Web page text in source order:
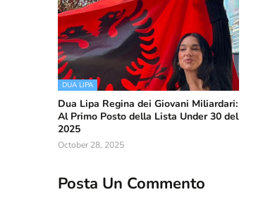
DUA LIPA
Dua Lipa Regina dei Giovani Miliardari:
Al Primo Posto della Lista Under 30 del
2025
October 28, 2025
Posta Un Commento